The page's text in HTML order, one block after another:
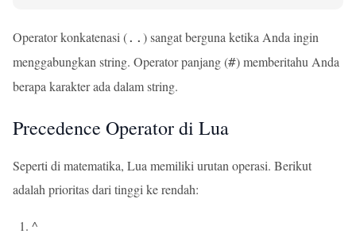
Operator konkatenasi (.. ) sangat berguna ketika Anda ingin
menggabungkan string. Operator panjang (#) memberitahu Anda
berapa karakter ada dalam string.
Precedence Operator di Lua
Seperti di matematika, Lua memiliki urutan operasi. Berikut
adalah prioritas dari tinggi ke rendah:
^